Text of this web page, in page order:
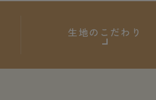
生地のこだわり